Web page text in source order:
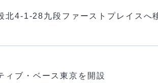
北4-1-28九段ファーストプレイスへ
ィブ・ベース東京を開設